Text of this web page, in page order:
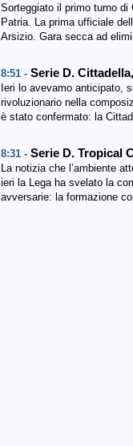
Sorteggiato il primo turno
Patria. La prima ufficiale
Arsizio. Gara secca ad
8:51 - Serie D.
Ieri lo avevamo anticipato,
rivoluzionario nella
è stato confermato: la
8:31 - Serie D. Tropical
La notizia che l’ambiente
ieri la Lega ha svelato la
avversarie: la formazione